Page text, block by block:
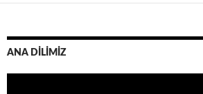
ANA DİLİMİZ